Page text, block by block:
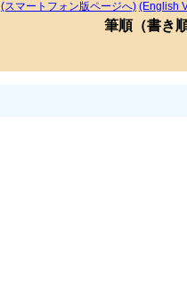
(スマートフォン版ページへ) (English
筆順（書き